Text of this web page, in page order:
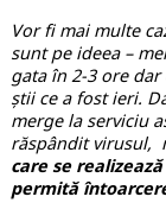
Vor fi mai multe
sunt pe ideea –
gata în 2-3 ore
știi ce a fost ieri.
merge la serviciu
răspândit virusul,
care se
permită